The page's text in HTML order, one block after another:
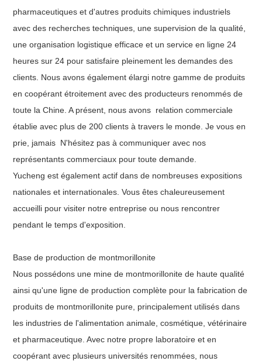
pharmaceutiques et d'autres produits chimiques industriels
avec des recherches techniques, une supervision de la qualité,
une organisation logistique efficace et un service en ligne 24
heures sur 24 pour satisfaire pleinement les demandes des
clients. Nous avons également élargi notre gamme de produits
en coopérant étroitement avec des producteurs renommés de
toute la Chine. A présent, nous avons relation commerciale
établie avec plus de 200 clients à travers le monde. Je vous en
prie, jamais N'hésitez pas à communiquer avec nos
représentants commerciaux pour toute demande.
Yucheng est également actif dans de nombreuses expositions
nationales et internationales. Vous êtes chaleureusement
accueilli pour visiter notre entreprise ou nous rencontrer
pendant le temps d'exposition.
Base de production de montmorillonite
Nous possédons une mine de montmorillonite de haute qualité
ainsi qu'une ligne de production complète pour la fabrication de
produits de montmorillonite pure, principalement utilisés dans
les industries de l'alimentation animale, cosmétique, vétérinaire
et pharmaceutique. Avec notre propre laboratoire et en
coopérant avec plusieurs universités renommées, nous